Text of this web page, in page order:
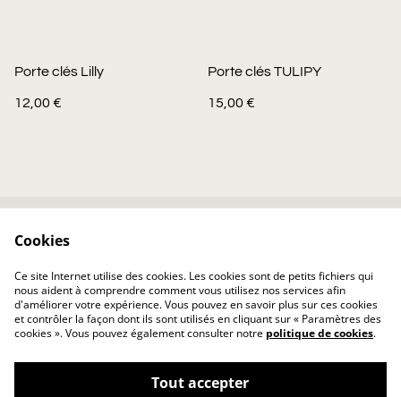
Porte clés Lilly
12,00 €
Porte clés TULIPY
15,00 €
Politique de cookies
Sitemap
Cookies
Ce site Internet utilise des cookies. Les cookies sont de petits fichiers qui
nous aident à comprendre comment vous utilisez nos services afin
d'améliorer votre expérience. Vous pouvez en savoir plus sur ces cookies
et contrôler la façon dont ils sont utilisés en cliquant sur « Paramètres des
cookies ». Vous pouvez également consulter notre politique de cookies.
Tout accepter